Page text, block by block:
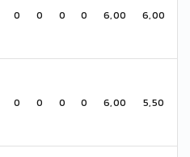
0 0 0 0 6,00 6,00
0 0 0 0 6,00 5,50